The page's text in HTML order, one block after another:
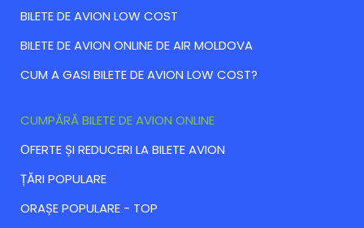
BILETE DE AVION LOW COST
BILETE DE AVION ONLINE DE AIR MOLDOVA
CUM A GASI BILETE DE AVION LOW COST?
CUMPĂRĂ BILETE DE AVION ONLINE
ОFERTE ȘI REDUCERI LA BILETE AVION
ȚĂRI POPULARE
ORAȘE POPULARE - TOP